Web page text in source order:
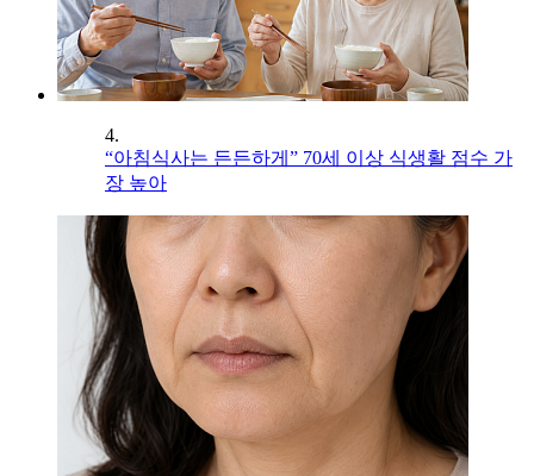
4.
“아침식사는 든든하게” 70세 이상 식생활 점수 가
장 높아